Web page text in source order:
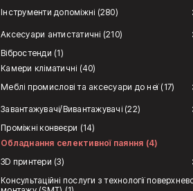
Інструменти допоміжні (280)
Аксесуари антистатичні (210)
Вібростенди (1)
Камери кліматичні (40)
Меблі промислові та аксесуари до неї (17)
Завантажувачі/Вивантажувачі (22)
Проміжні конвеєри (14)
Обладнання селективної паяння (4)
3D принтери (3)
Консультаційні послуги з технології